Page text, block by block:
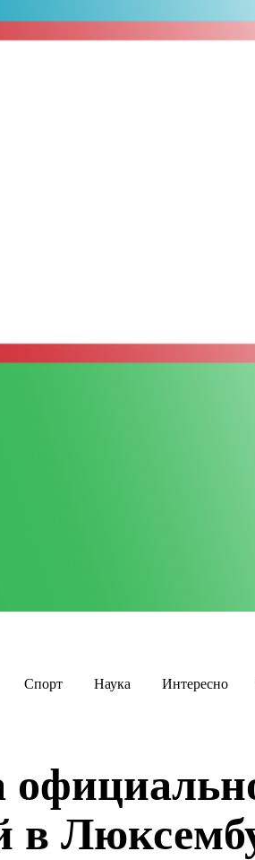
Спорт Наука Интересно
в